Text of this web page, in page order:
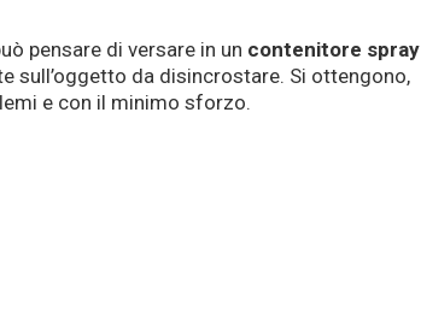
pensare di versare in un contenitore spray
sull’oggetto da disincrostare. Si ottengono,
e con il minimo sforzo.